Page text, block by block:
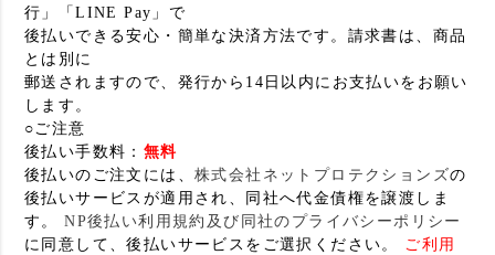
行」「LINE Pay」で
後払いできる安心・簡単な決済方法です。請求書は、商品
とは別に
郵送されますので、発行から14日以内にお支払いをお願い
します。
○ご注意
後払い手数料： 無料
後払いのご注文には、 株式会社ネットプロテクションズの
後払いサービスが適用され、同社へ代金債権を譲渡しま
す。NP後払い利用規約及び同社のプライバシーポリシー
に同意して、後払いサービスをご選択ください。 ご利用